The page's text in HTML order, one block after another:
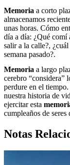
Memoria a corto
almacenamos
unas horas. Cómo
día a día: ¿Qué comí
salir a la calle?,
semana pasado?.
Memoria a largo
cerebro “considera”
perdure en el
nuestra historia de
ejercitar esta
cumpleaños de
Notas